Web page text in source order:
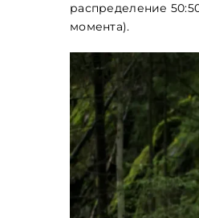
распределение
момента).